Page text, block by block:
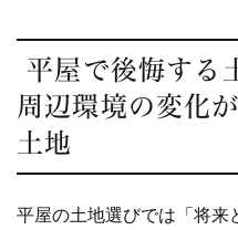
平屋で後悔する
周辺環境の変化
土地
平屋の土地選びでは「将来